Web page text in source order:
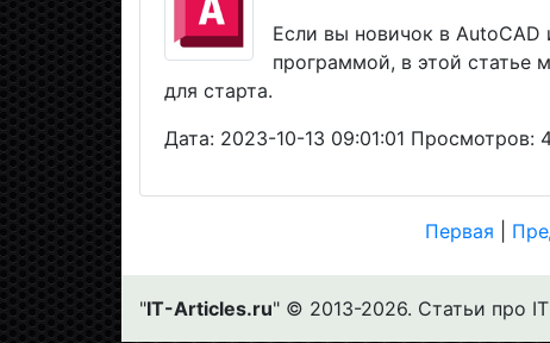
Если вы новичок в AutoCAD
программой, в этой статье
для старта.
Дата: 2023-10-13 09:01:01 Просмотров:
Первая
"IT-Articles.ru" © 2013-2026. Статьи про IT